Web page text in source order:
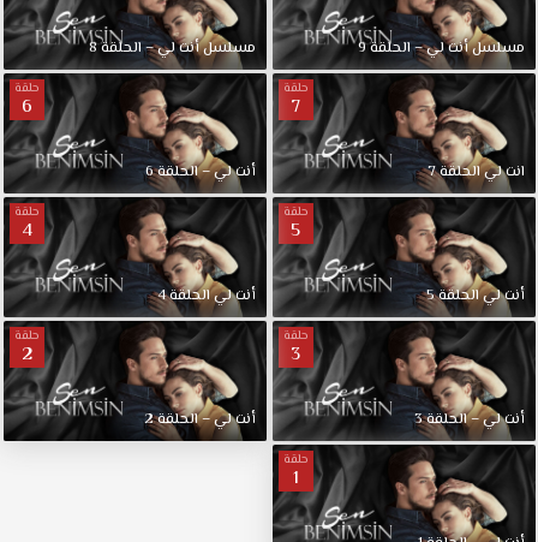
مسلسل أنت لي – الحلقة 9 مسلسل أنت لي – الحلقة 8
حلقة
7
انت لي الحلقة 7
حلقة
6
أنت لي – الحلقة 6
حلقة
5
أنت لي الحلقة 5
حلقة
4
أنت لي الحلقة 4
حلقة
3
أنت لي – الحلقة 3
حلقة
2
أنت لي – الحلقة 2
حلقة
1